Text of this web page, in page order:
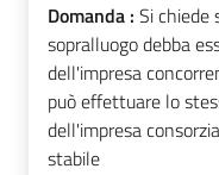
Domanda : Si chiede
sopralluogo debba
dell'impresa
può effettuare lo
dell'impresa
stabile